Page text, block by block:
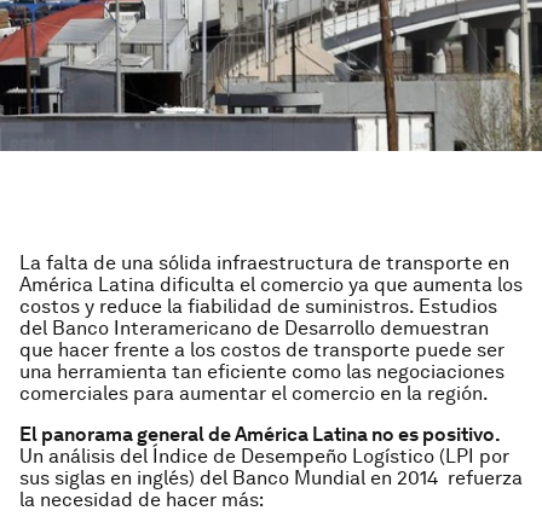
La falta de una sólida infraestructura de transporte en
América Latina dificulta el comercio ya que aumenta los
costos y reduce la fiabilidad de suministros. Estudios
del Banco Interamericano de Desarrollo demuestran
que hacer frente a los costos de transporte puede ser
una herramienta tan eficiente como las negociaciones
comerciales para aumentar el comercio en la región.
El panorama general de América Latina no es positivo.
Un análisis del Índice de Desempeño Logístico (LPI por
sus siglas en inglés) del Banco Mundial en 2014 refuerza
la necesidad de hacer más: